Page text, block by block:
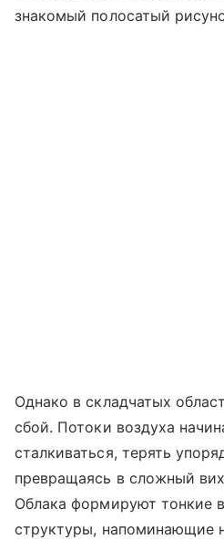
знакомый полосатый
Однако в складчатых
сбой. Потоки воздуха
сталкиваться, терять
превращаясь в сложный
Облака формируют тонкие
структуры, напоминающие